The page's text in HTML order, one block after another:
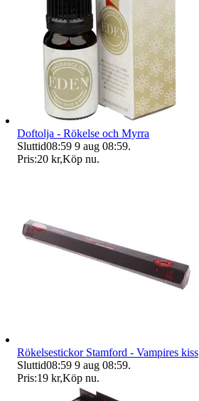
Doftolja - Rökelse och Myrra
Sluttid08:59 9 aug 08:59.
Pris:20 kr,Köp nu.
Rökelsestickor Stamford - Vampires kiss
Sluttid08:59 9 aug 08:59.
Pris:19 kr,Köp nu.